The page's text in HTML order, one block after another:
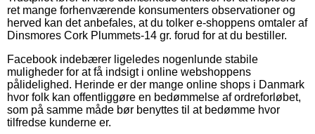
ret mange forhenværende konsumenters observationer og
herved kan det anbefales, at du tolker e-shoppens omtaler af
Dinsmores Cork Plummets-14 gr. forud for at du bestiller.
Facebook indebærer ligeledes nogenlunde stabile
muligheder for at få indsigt i online webshoppens
pålidelighed. Herinde er der mange online shops i Danmark
hvor folk kan offentliggøre en bedømmelse af ordreforløbet,
som på samme måde bør benyttes til at bedømme hvor
tilfredse kunderne er.